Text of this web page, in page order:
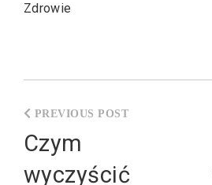
Zdrowie
wpisu
Czym
wyczyścić